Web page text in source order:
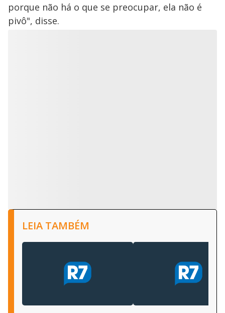
porque não há o que se preocupar, ela não é
pivô", disse.
LEIA TAMBÉM